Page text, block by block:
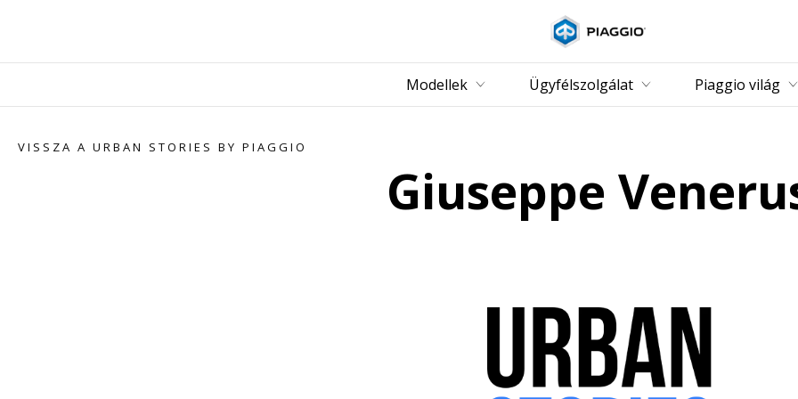
Vissza a fő tartalomhoz
Modellek Ügyfélszolgálat Piaggio világ
VISSZA A URBAN STORIES BY PIAGGIO
Giuseppe